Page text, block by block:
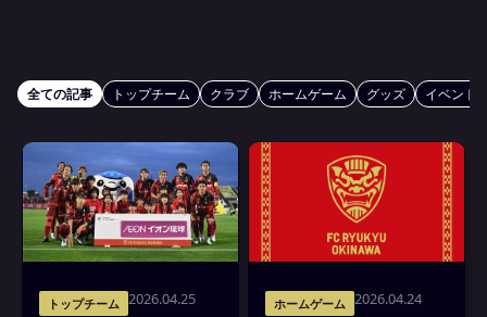
全ての記事 トップチーム クラブ ホームゲーム グッズ イベント
トップチーム 2026.04.25 ホームゲーム 2026.04.24